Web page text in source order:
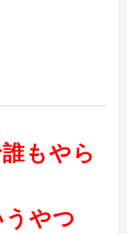
もやら
やつ